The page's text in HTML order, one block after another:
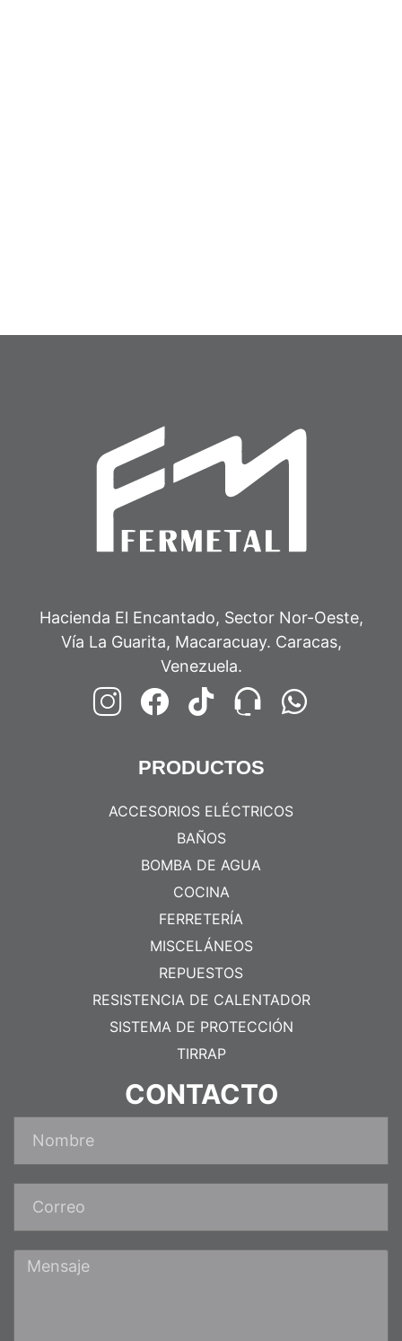
Hacienda El Encantado, Sector Nor-Oeste,
Vía La Guarita, Macaracuay. Caracas,
Venezuela.
PRODUCTOS
ACCESORIOS ELÉCTRICOS
BAÑOS
BOMBA DE AGUA
COCINA
FERRETERÍA
MISCELÁNEOS
REPUESTOS
RESISTENCIA DE CALENTADOR
SISTEMA DE PROTECCIÓN
TIRRAP
CONTACTO